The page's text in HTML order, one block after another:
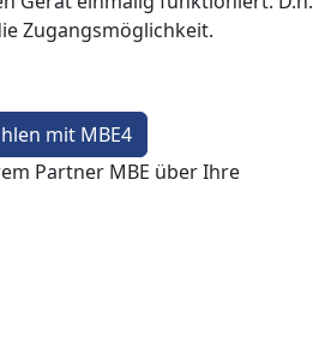
Zugangsmöglichkeit.
mit MBE4
Partner MBE über Ihre